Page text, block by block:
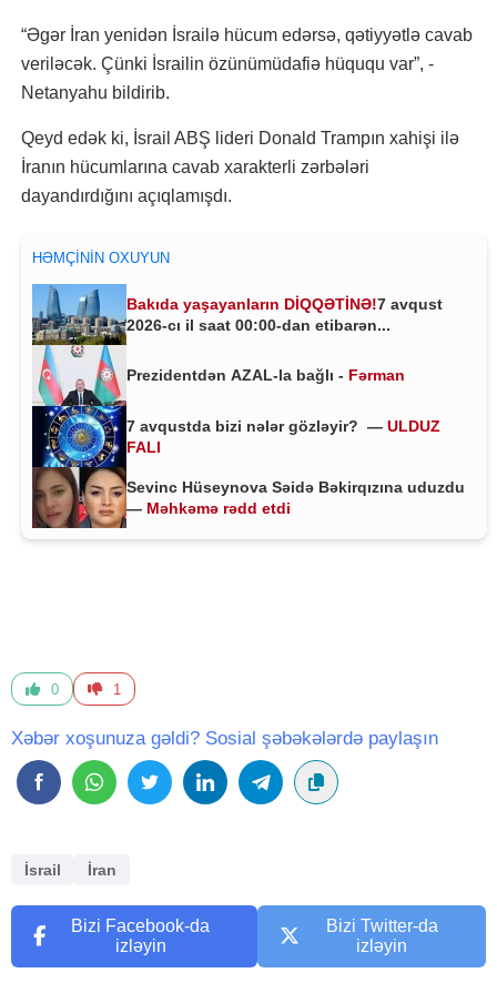
“Əgər İran yenidən İsrailə hücum edərsə, qətiyyətlə cavab
veriləcək. Çünki İsrailin özünümüdafiə hüququ var”, -
Netanyahu bildirib.
Qeyd edək ki, İsrail ABŞ lideri Donald Trampın xahişi ilə
İranın hücumlarına cavab xarakterli zərbələri
dayandırdığını açıqlamışdı.
HƏMÇININ OXUYUN
Bakıda yaşayanların DİQQƏTİNƏ!7 avqust
2026-cı il saat 00:00-dan etibarən...
Prezidentdən AZAL-la bağlı - Fərman
7 avqustda bizi nələr gözləyir? — ULDUZ
FALI
Sevinc Hüseynova Səidə Bəkirqızına uduzdu
— Məhkəmə rədd etdi
0 1
Xəbər xoşunuza gəldi? Sosial şəbəkələrdə paylaşın
İsrail İran
Bizi Facebook-da
izləyin
Bizi Twitter-da
izləyin